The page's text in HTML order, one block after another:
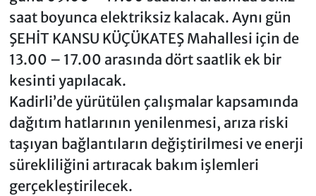
saat boyunca elektriksiz kalacak. Aynı gün
ŞEHİT KANSU KÜÇÜKATEŞ Mahallesi için de
13.00 – 17.00 arasında dört saatlik ek bir
kesinti yapılacak.
Kadirli’de yürütülen çalışmalar kapsamında
dağıtım hatlarının yenilenmesi, arıza riski
taşıyan bağlantıların değiştirilmesi ve enerji
sürekliliğini artıracak bakım işlemleri
gerçekleştirilecek.